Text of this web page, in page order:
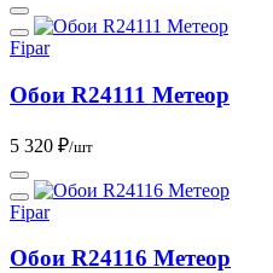
Fipar
Обои R24111 Метеор
5 320 ₽/шт
Fipar
Обои R24116 Метеор